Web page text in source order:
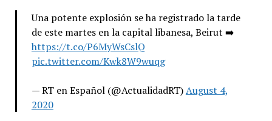
Una potente explosión se ha registrado la tarde
de este martes en la capital libanesa, Beirut ➡️
https://t.co/P6MyWsCslQ
pic.twitter.com/Kwk8W9wuqg
— RT en Español (@ActualidadRT)August 4,
2020